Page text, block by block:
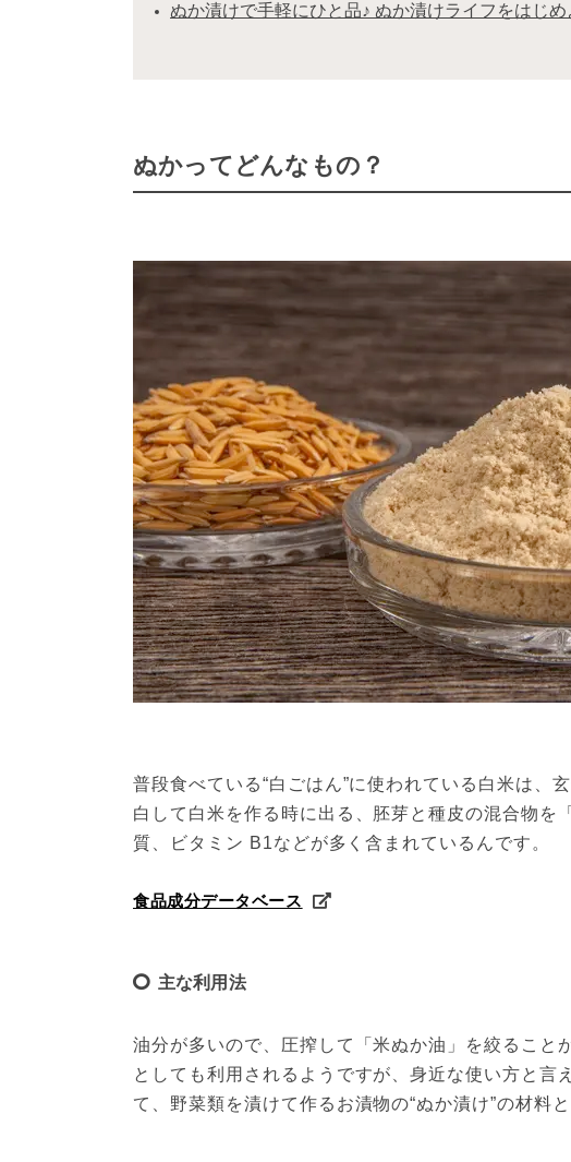
ぬか漬けで手軽にひと品♪ ぬか漬けライフをはじめ
ぬかってどんなもの？
普段食べている“白ごはん”に使われている白米は、
白して白米を作る時に出る、胚芽と種皮の混合物を
質、ビタミン B1などが多く含まれているんです。
食品成分データベース
主な利用法
油分が多いので、圧搾して「米ぬか油」を絞ること
としても利用されるようですが、身近な使い方と言
て、野菜類を漬けて作るお漬物の“ぬか漬け”の材料